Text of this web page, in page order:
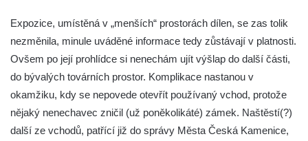
Expozice, umístěná v „menších“ prostorách dílen, se zas tolik
nezměnila, minule uváděné informace tedy zůstávají v platnosti.
Ovšem po její prohlídce si nenechám ujít výšlap do další části,
do bývalých továrních prostor. Komplikace nastanou v
okamžiku, kdy se nepovede otevřít používaný vchod, protože
nějaký nenechavec zničil (už poněkolikáté) zámek. Naštěstí(?)
další ze vchodů, patřící již do správy Města Česká Kamenice,